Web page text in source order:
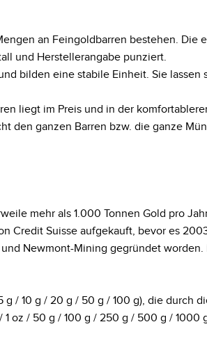
an Feingoldbarren bestehen. Die
und Herstellerangabe punziert.
bilden eine stabile Einheit. Sie
liegt im Preis und in der
den ganzen Barren bzw. die ganze
mehr als 1.000 Tonnen Gold pro
Credit Suisse aufgekauft, bevor es
Newmont-Mining gegründet
/ 10 g / 20 g / 50 g / 100 g), die durch
oz / 50 g / 100 g / 250 g / 500 g / 1000